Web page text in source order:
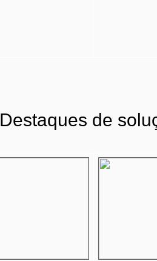
Destaques de